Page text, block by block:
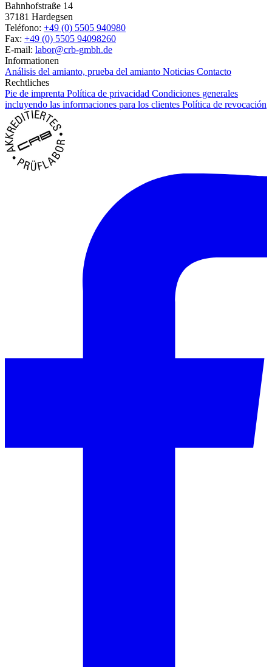
Bahnhofstraße 14
37181 Hardegsen
Teléfono: +49 (0) 5505 940980
Fax: +49 (0) 5505 94098260
E-mail: labor@crb-gmbh.de
Informationen
Análisis del amianto, prueba del amianto Noticias Contacto
Rechtliches
Pie de imprenta Política de privacidad Condiciones generales
incluyendo las informaciones para los clientes Política de revocación